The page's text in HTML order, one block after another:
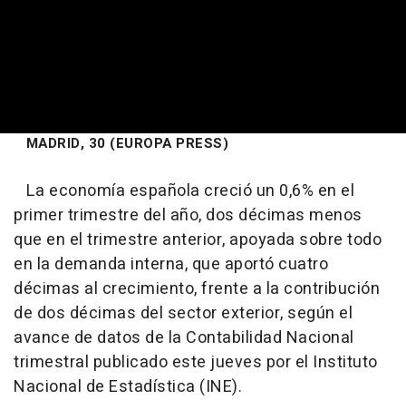
MADRID, 30 (EUROPA PRESS)
La economía española creció un 0,6% en el
primer trimestre del año, dos décimas menos
que en el trimestre anterior, apoyada sobre todo
en la demanda interna, que aportó cuatro
décimas al crecimiento, frente a la contribución
de dos décimas del sector exterior, según el
avance de datos de la Contabilidad Nacional
trimestral publicado este jueves por el Instituto
Nacional de Estadística (INE).